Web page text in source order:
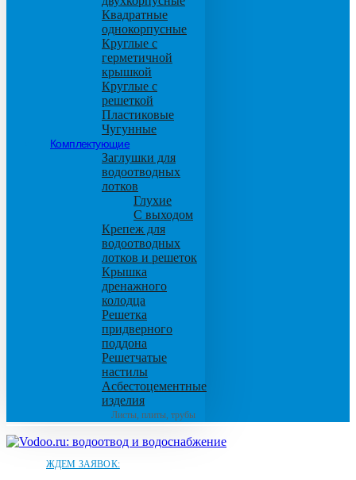
Квадратные
однокорпусные
Круглые с
герметичной
крышкой
Круглые с
решеткой
Пластиковые
Чугунные
Комплектующие
Заглушки для
водоотводных
лотков
Глухие
С выходом
Крепеж для
водоотводных
лотков и решеток
Крышка
дренажного
колодца
Решетка
придверного
поддона
Решетчатые
настилы
Асбестоцементные
изделия
Листы, плиты, трубы
ЖДЕМ ЗАЯВОК: